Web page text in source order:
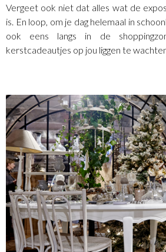
Vergeet ook niet dat alles wat de
is. En loop, om je dag helemaal in
ook eens langs in de
kerstcadeautjes op jou liggen te